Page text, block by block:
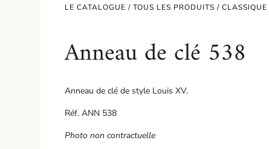
LE CATALOGUE /TOUS LES PRODUITS /CLASSIQUE
Anneau de clé 538
Anneau de clé de style Louis XV.
Réf. ANN 538
Photo non contractuelle